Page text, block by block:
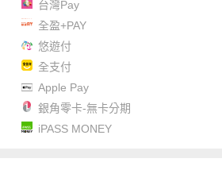
台灣Pay
全盈+PAY
悠遊付
全支付
Apple Pay
銀角零卡-無卡分期
iPASS MONEY